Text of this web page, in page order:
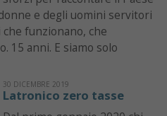
e degli uomini servitori
funzionano, che
15 anni. E siamo solo
30 DICEMBRE 2019
Latronico zero tasse